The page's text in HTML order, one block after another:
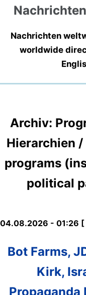
Nachrichten
worldwide
Archiv:
Hierarchien
programs
political
04.08.2026 - 01:26 [
Bot Farms,
Kirk,